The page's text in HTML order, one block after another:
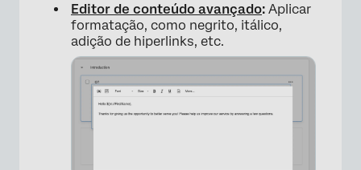
Editor de conteúdo avançado: Aplicar
formatação, como negrito, itálico,
adição de hiperlinks, etc.